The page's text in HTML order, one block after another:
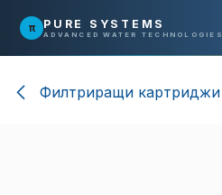
π PURE SYSTEMS
ADVANCED WATER TECHNOLOGIES
Филтриращи картриджи